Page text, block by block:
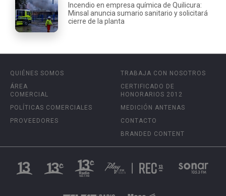
Incendio en empresa química de Quilicura:
Minsal anuncia sumario sanitario y solicitará
cierre de la planta
QUIÉNES SOMOS
ÁREA
COMERCIAL
POLÍTICAS COMERCIALES
PROVEEDORES
TRABAJA CON NOSOTROS
CERTIFICADO DE
HONORARIOS 2012
MEDICIÓN ANTENAS
CONTACTO
BRANDED CONTENT